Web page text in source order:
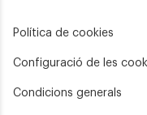
Política de cookies
Configuració de les
Condicions generals